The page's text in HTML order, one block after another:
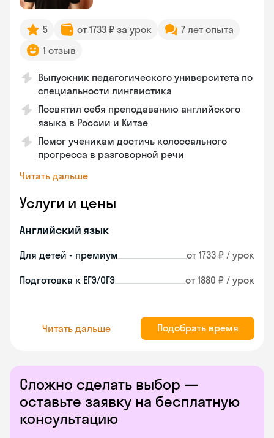
5 от 1733 ₽ за урок
7 лет опыта
1 отзыв
Выпускник педагогического университета по
специальности лингвистика
Посвятил себя преподаванию английского
языка в России и Китае
Помог ученикам достичь колоссального
прогресса в разговорной речи
Читать дальше
Услуги и цены
Английский язык
Для детей - премиум от 1733 ₽ / урок
Подготовка к ЕГЭ/ОГЭ от 1880 ₽ / урок
Читать дальше Подобрать время
Сложно сделать выбор —
оставьте заявку на бесплатную
консультацию